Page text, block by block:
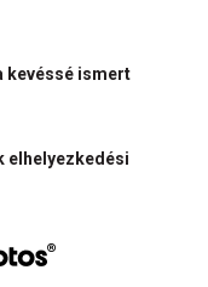
kevéssé ismert
elhelyezkedési